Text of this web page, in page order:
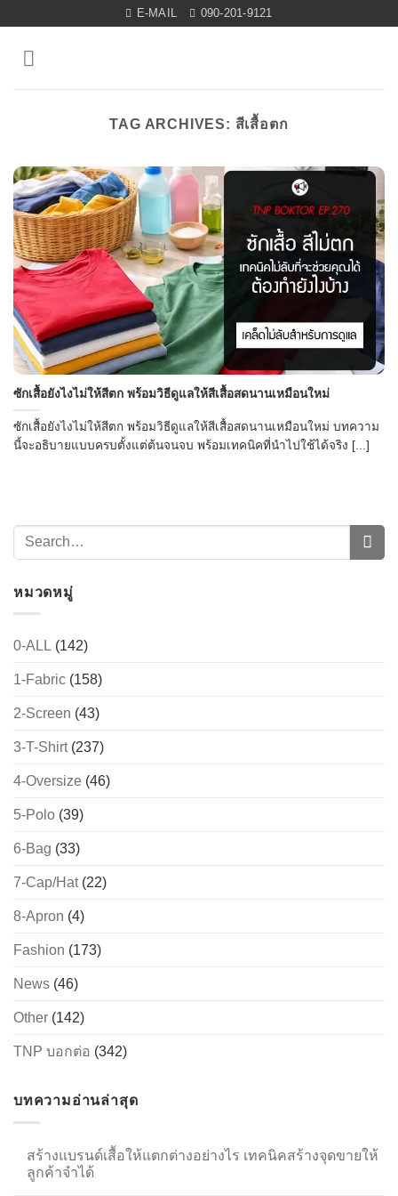
content
E-MAIL 090-201-9121
TAG ARCHIVES: สีเสื้อตก
ซักเสื้อยังไงไม่ให้สีตก พร้อมวิธีดูแลให้สีเสื้อสดนานเหมือนใหม่
ซักเสื้อยังไงไม่ให้สีตก พร้อมวิธีดูแลให้สีเสื้อสดนานเหมือนใหม่ บทความ
นี้จะอธิบายแบบครบตั้งแต่ต้นจนจบ พร้อมเทคนิคที่นำไปใช้ได้จริง [...]
หมวดหมู่
0-ALL (142)
1-Fabric (158)
2-Screen (43)
3-T-Shirt(237)
4-Oversize (46)
5-Polo (39)
6-Bag (33)
7-Cap/Hat(22)
8-Apron (4)
Fashion (173)
News (46)
Other (142)
TNP บอกต่อ (342)
บทความอ่านล่าสุด
สร้างแบรนด์เสื้อให้แตกต่างอย่างไร เทคนิคสร้างจุดขายให้
ลูกค้าจำได้